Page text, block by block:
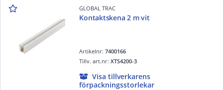
GLOBAL TRAC
Kontaktskena 2 m vit
Artikelnr:7400166
Tillv. art.nr:XTS4200-3
Visa tillverkarens
förpackningsstorlekar